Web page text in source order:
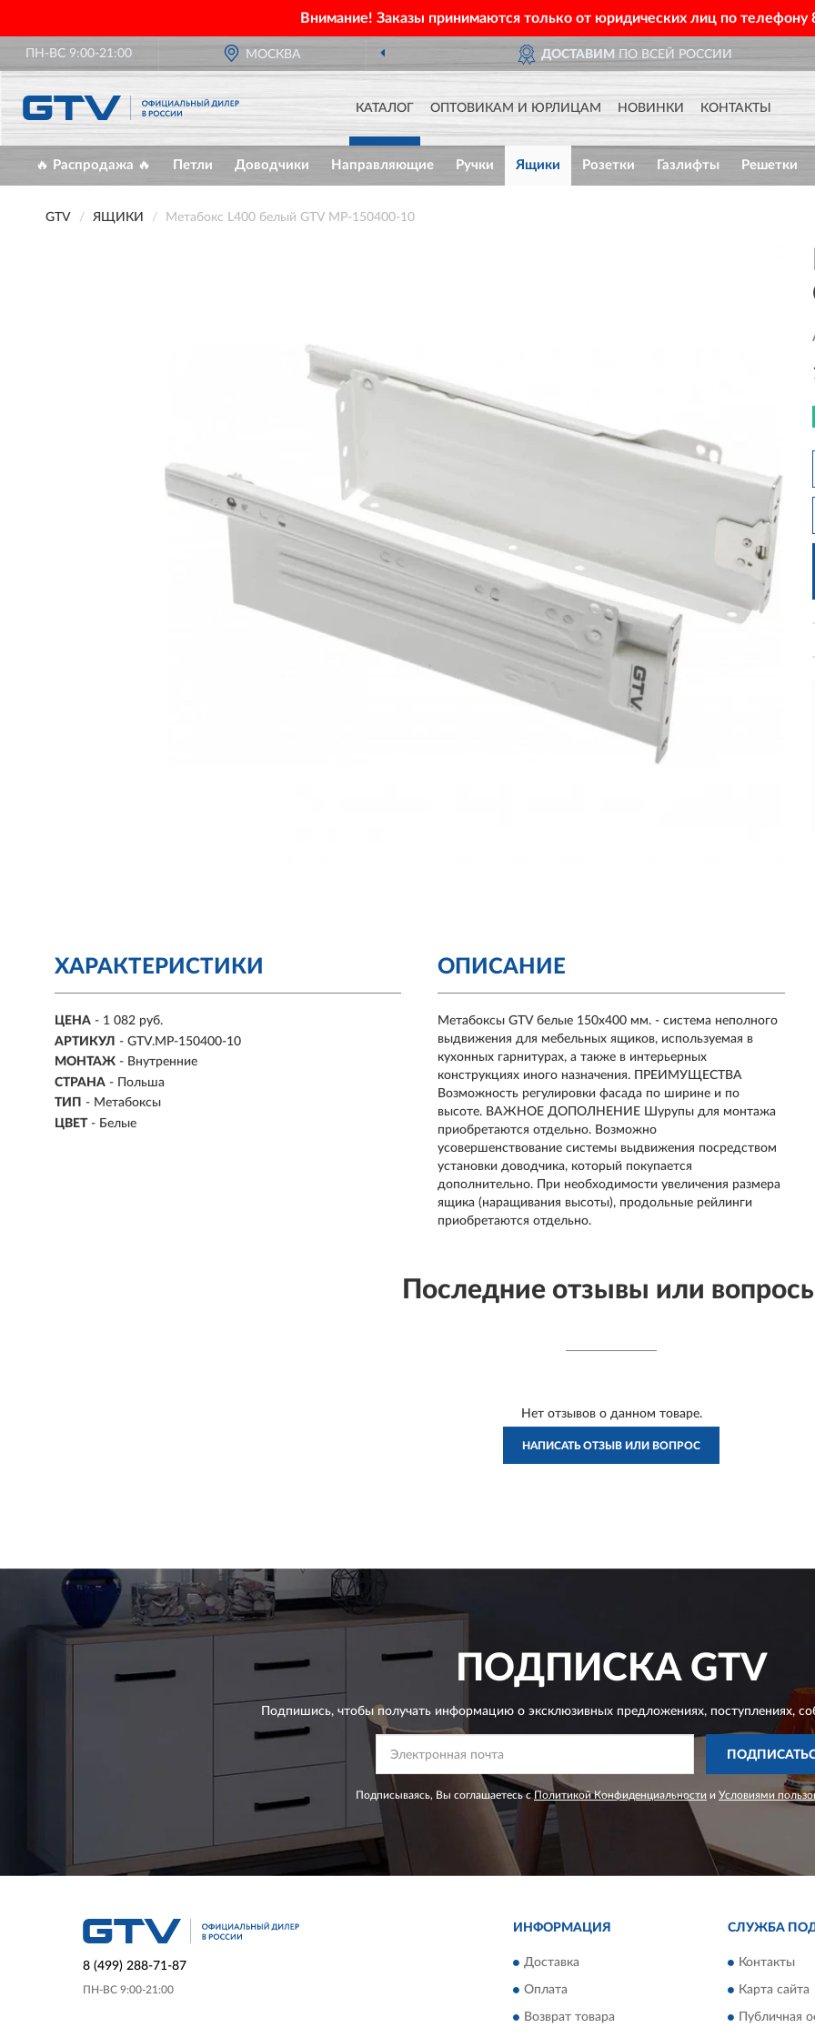
Внимание! Заказы принимаются только от юридических лиц по телефону
ПН-ВС 9:00-21:00 МОСКВА
ОФИЦИАЛЬНЫЙ ДИЛЕР GTV В РОССИИ ДОСТАВИМ ПО ВСЕЙ РОССИИ
КАТАЛОГ ОПТОВИКАМ И ЮРЛИЦАМ НОВИНКИ КОНТАКТЫ
🔥 Распродажа 🔥 Петли Доводчики Направляющие Ручки Ящики Розетки Газлифты Решетки
GTV ЯЩИКИ Метабокс L400 белый GTV MP-150400-10
ХАРАКТЕРИСТИКИ
ЦЕНА - 1 082 руб.
АРТИКУЛ - GTV.MP-150400-10
МОНТАЖ - Внутренние
СТРАНА - Польша
ТИП - Метабоксы
ЦВЕТ - Белые
ОПИСАНИЕ
Метабоксы GTV белые 150х400 мм. - система неполного
выдвижения для мебельных ящиков, используемая в
кухонных гарнитурах, а также в интерьерных
конструкциях иного назначения. ПРЕИМУЩЕСТВА
Возможность регулировки фасада по ширине и по
высоте. ВАЖНОЕ ДОПОЛНЕНИЕ Шурупы для монтажа
приобретаются отдельно. Возможно
усовершенствование системы выдвижения посредством
установки доводчика, который покупается
дополнительно. При необходимости увеличения размера
ящика (наращивания высоты), продольные рейлинги
приобретаются отдельно.
Последние отзывы или
Нет отзывов о данном товаре.
НАПИСАТЬ ОТЗЫВ ИЛИ ВОПРОС
ПОДПИСКАGTV
Подпишись, чтобы получать информацию о эксклюзивных предложениях,поступлениях,
Подписываясь, Вы соглашаетесь сПолитикой Конфиденциальности и Условиями
8 (499) 288-71-87
ПН-ВС 9:00-21:00
ИНФОРМАЦИЯ
Доставка
Оплата
Возврат товара
СЛУЖБА
Контакты
Карта сайта
Публичная